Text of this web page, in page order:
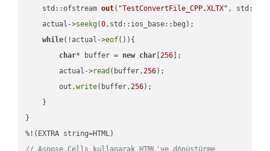
std::ofstream out( "TestConvertFile_CPP.XLTX" ,
    actual->
seekg(0,std::ios_base::beg);
while(!actual->eof()){
char* buffer = new char [256 ];
        actual->
read (buffer,256);
        out.
write(buffer,256);
    }
}
// Aspose.Cells kullanarak HTML'ye dönüştürme